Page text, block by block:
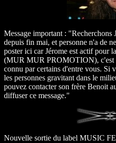
Message important : "Recherchons
depuis fin mai, et personne n'a de
poster ici car Jérome est actif pour
(MUR MUR PROMOTION), c'est
connu par certains d'entre vous. Si
les personnes gravitant dans le
pouvez contacter son frère Benoit
diffuser ce message."
Nouvelle sortie du label MUSIC